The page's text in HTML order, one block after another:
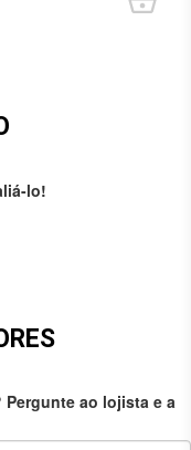
lo!
ao lojista e a